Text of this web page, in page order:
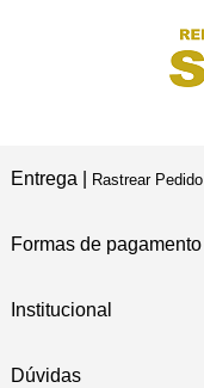
Entrega | Rastrear Pedido
Formas de pagamento
Institucional
Dúvidas